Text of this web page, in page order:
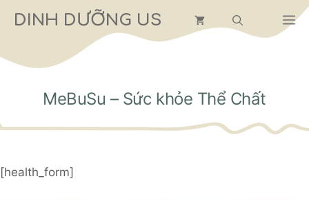
đến
dung
DINH DƯỠNG US
MeBuSu – Sức khỏe Thể Chất
[health_form]